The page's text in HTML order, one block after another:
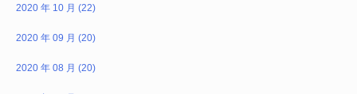
2020 年 10 月 (22)
2020 年 09 月 (20)
2020 年 08 月 (20)